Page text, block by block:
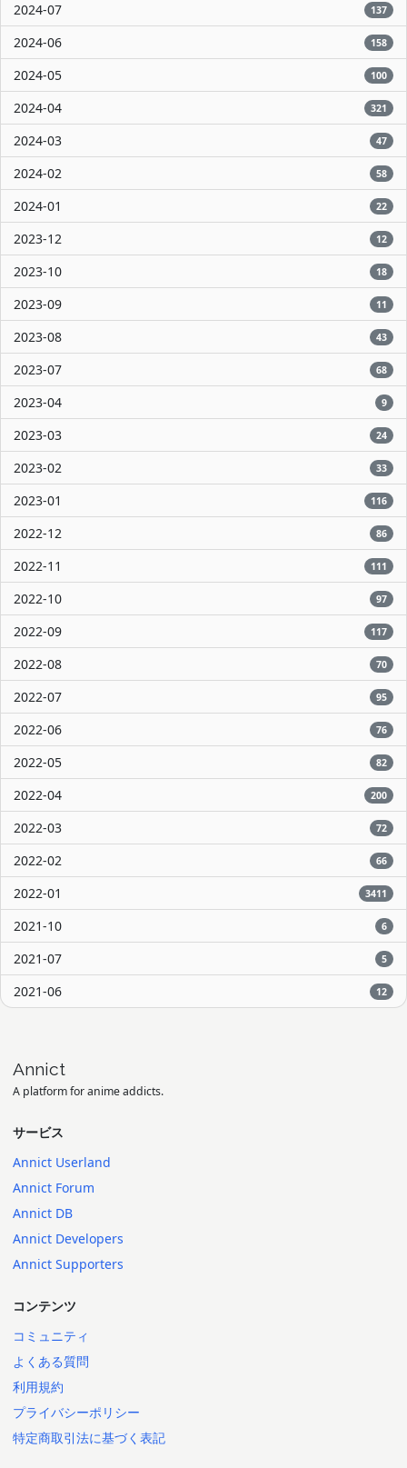
2024-07 137
2024-06 158
2024-05 100
2024-04 321
2024-03 47
2024-02 58
2024-01 22
2023-12 12
2023-10 18
2023-09 11
2023-08 43
2023-07 68
2023-04 9
2023-03 24
2023-02 33
2023-01 116
2022-12 86
2022-11 111
2022-10 97
2022-09 117
2022-08 70
2022-07 95
2022-06 76
2022-05 82
2022-04 200
2022-03 72
2022-02 66
2022-01 3411
2021-10 6
2021-07 5
2021-06 12
Annict
A platform for anime addicts.
サービス
Annict Userland
Annict Forum
Annict DB
Annict Developers
Annict Supporters
コンテンツ
コミュニティ
よくある質問
利用規約
プライバシーポリシー
特定商取引法に基づく表記